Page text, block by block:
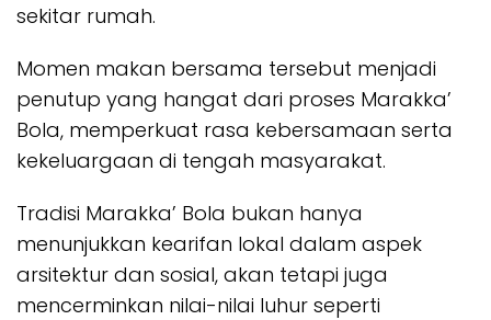
sekitar rumah.
Momen makan bersama tersebut menjadi
penutup yang hangat dari proses Marakka’
Bola, memperkuat rasa kebersamaan serta
kekeluargaan di tengah masyarakat.
Tradisi Marakka’ Bola bukan hanya
menunjukkan kearifan lokal dalam aspek
arsitektur dan sosial, akan tetapi juga
mencerminkan nilai-nilai luhur seperti